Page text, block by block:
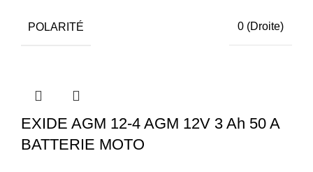
POLARITÉ 0 (Droite)
EXIDE AGM 12-4 AGM 12V 3 Ah 50 A
BATTERIE MOTO